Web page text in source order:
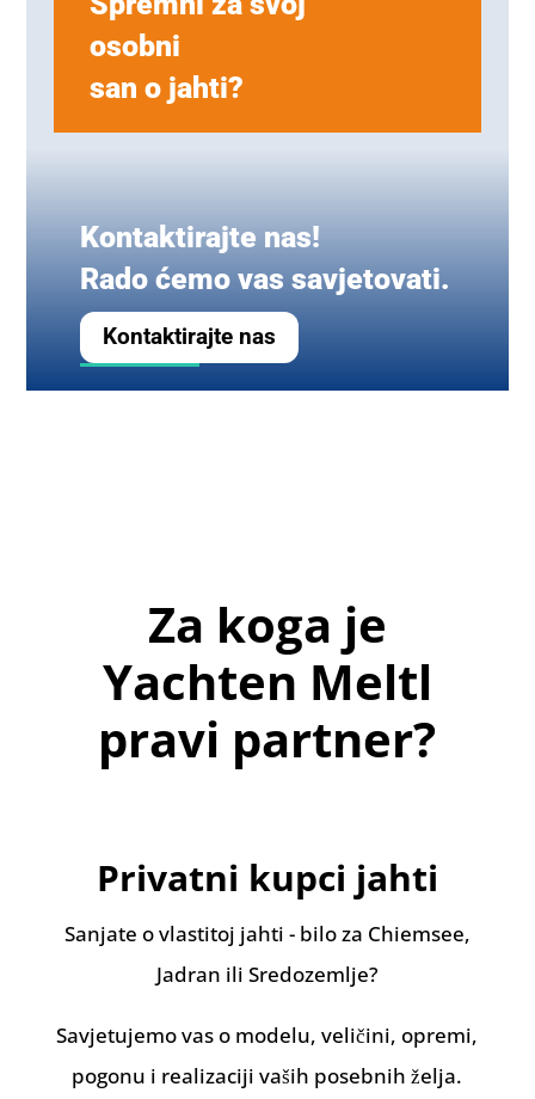
osobni
san o jahti?
Kontaktirajte nas!
Rado ćemo vas savjetovati.
Kontaktirajte nas
Za koga je
Yachten Meltl
pravi partner?
Privatni kupci jahti
Sanjate o vlastitoj jahti - bilo za Chiemsee,
Jadran ili Sredozemlje?
Savjetujemo vas o modelu, veličini, opremi,
pogonu i realizaciji vaših posebnih želja.